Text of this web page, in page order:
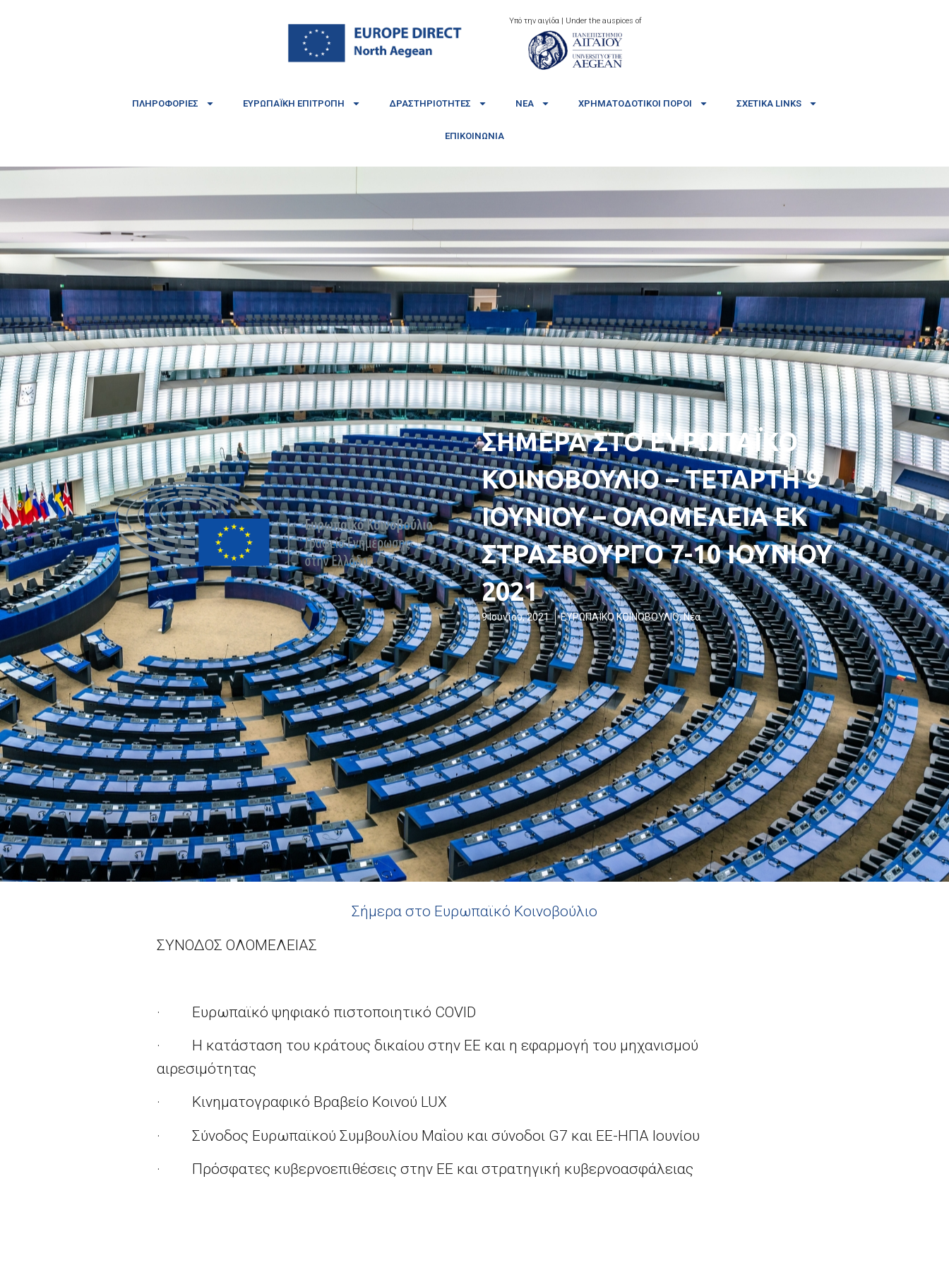
Υπό την αιγίδα | Under the auspices of
ΠΛΗΡΟΦΟΡΊΕΣ ΕΥΡΩΠΑΪΚΉ ΕΠΙΤΡΟΠΉ ΔΡΑΣΤΗΡΙΌΤΗΤΕΣ ΝΈΑ ΧΡΗΜΑΤΟΔΟΤΙΚΟΊ ΠΌΡΟΙ ΣΧΕΤΙΚΆ LINKS
ΕΠΙΚΟΙΝΩΝΊΑ
ΣΗΜΕΡΑ ΣΤΟ ΕΥΡΩΠΑΪΚΟ
ΚΟΙΝΟΒΟΥΛΙΟ – ΤΕΤΑΡΤΗ 9
ΙΟΥΝΙΟΥ – ΟΛΟΜΕΛΕΙΑ ΕΚ
ΣΤΡΑΣΒΟΥΡΓΟ 7-10 ΙΟΥΝΙΟΥ
2021
9 Ιουνίου, 2021 ΕΥΡΩΠΑΪΚΟ ΚΟΙΝΟΒΟΥΛΙΟ,Νέα
Σήμερα στο Ευρωπαϊκό Κοινοβούλιο
ΣΥΝΟΔΟΣ ΟΛΟΜΕΛΕΙΑΣ
· Ευρωπαϊκό ψηφιακό πιστοποιητικό COVID
· Η κατάσταση του κράτους δικαίου στην ΕΕ και η εφαρμογή του μηχανισμού
αιρεσιμότητας
·
Κινηματογραφικό Βραβείο Κοινού LUX
· Σύνοδος Ευρωπαϊκού Συμβουλίου Μαΐου και σύνοδοι G7 και ΕΕ-ΗΠΑ Ιουνίου
· Πρόσφατες κυβερνοεπιθέσεις στην ΕΕ και στρατηγική κυβερνοασφάλειας